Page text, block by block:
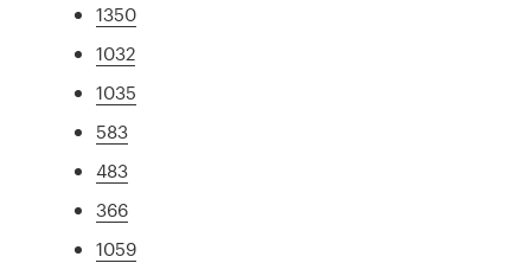
1350
1032
1035
583
483
366
1059